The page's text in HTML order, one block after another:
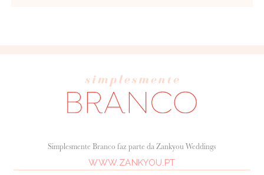
Simplesmente Branco faz parte da Zankyou Weddings
WWW.ZANKYOU.PT